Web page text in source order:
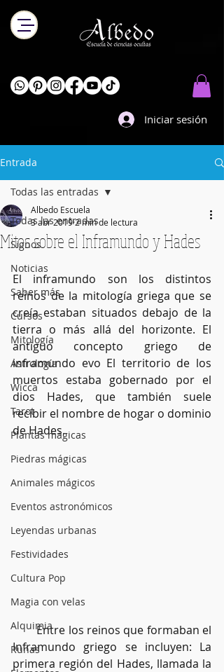
Iniciar sesión
Entrada
Todas las entradas
Signos
Noticias
Saber más
Cursos
Mitología
Astrología
Wicca
Tarot
Plantas mágicas
Piedras mágicas
Animales mágicos
Eventos astronómicos
Leyendas urbanas
Festividades
Cultura Pop
Magia con velas
Alquimia
Runas
Todas las entradas
Mitos sobre el Inframundo y Hades
Albedo Escuela
3 abr 20192 min de lectura
El inframundo son los distintos
reinos de la mitología griega que se
creía estaban situados debajo de la
tierra o más allá del horizonte. El
antiguo concepto griego de
inframundo evo El territorio de los
muertos estaba gobernado por el
dios Hades, que también suele
recibir el nombre de hogar o dominio
de Hades.
        Entre los reinos que formaban el
Inframundo griego se incluyen: La
primera región del Hades, llamada la